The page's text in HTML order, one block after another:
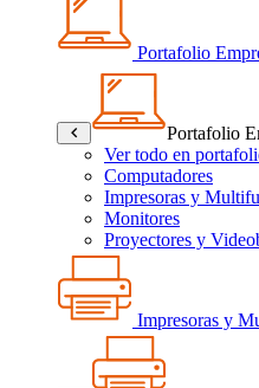
Portafolio
Portafolio
Ver todo en
Computadores
Impresoras y
Monitores
Proyectores y
Impresoras y